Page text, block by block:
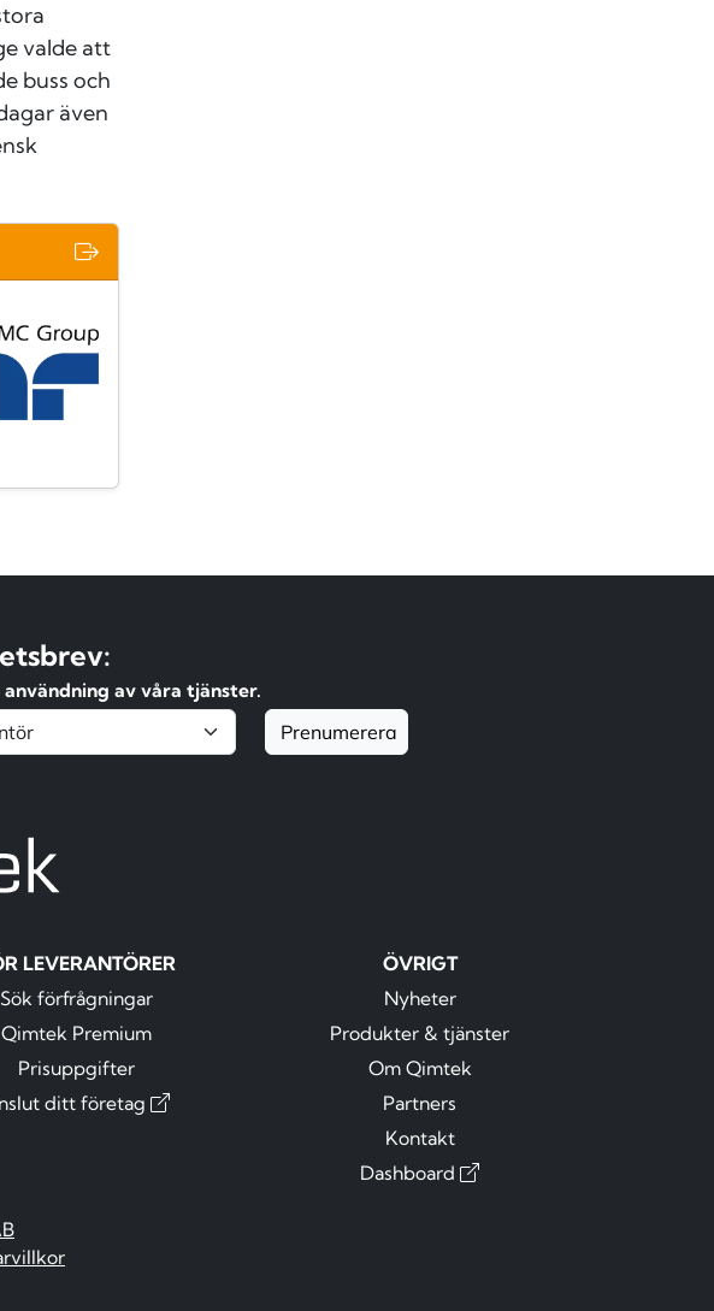
valde att
buss och
även
av våra tjänster.
Prenumerera
LEVERANTÖRER
Sök förfrågningar
Qimtek Premium
Prisuppgifter
ditt företag
ÖVRIGT
Nyheter
Produkter & tjänster
Om Qimtek
Partners
Kontakt
Dashboard